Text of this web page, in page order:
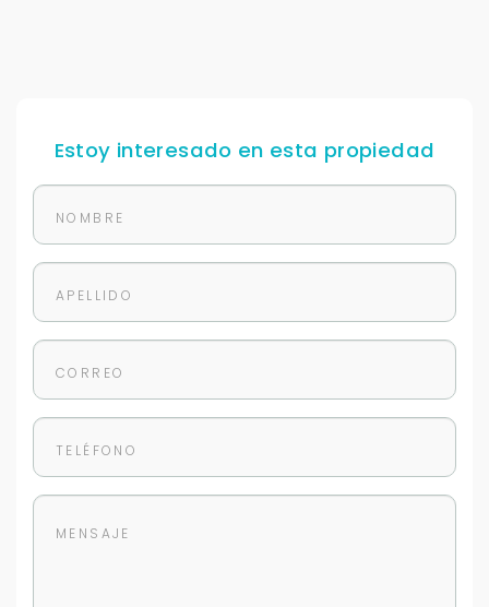
Estoy interesado en esta propiedad
Tus datos están seguros
Continuar por WhatsApp
Con estos datos podemos responderte mejor y
más rápido.